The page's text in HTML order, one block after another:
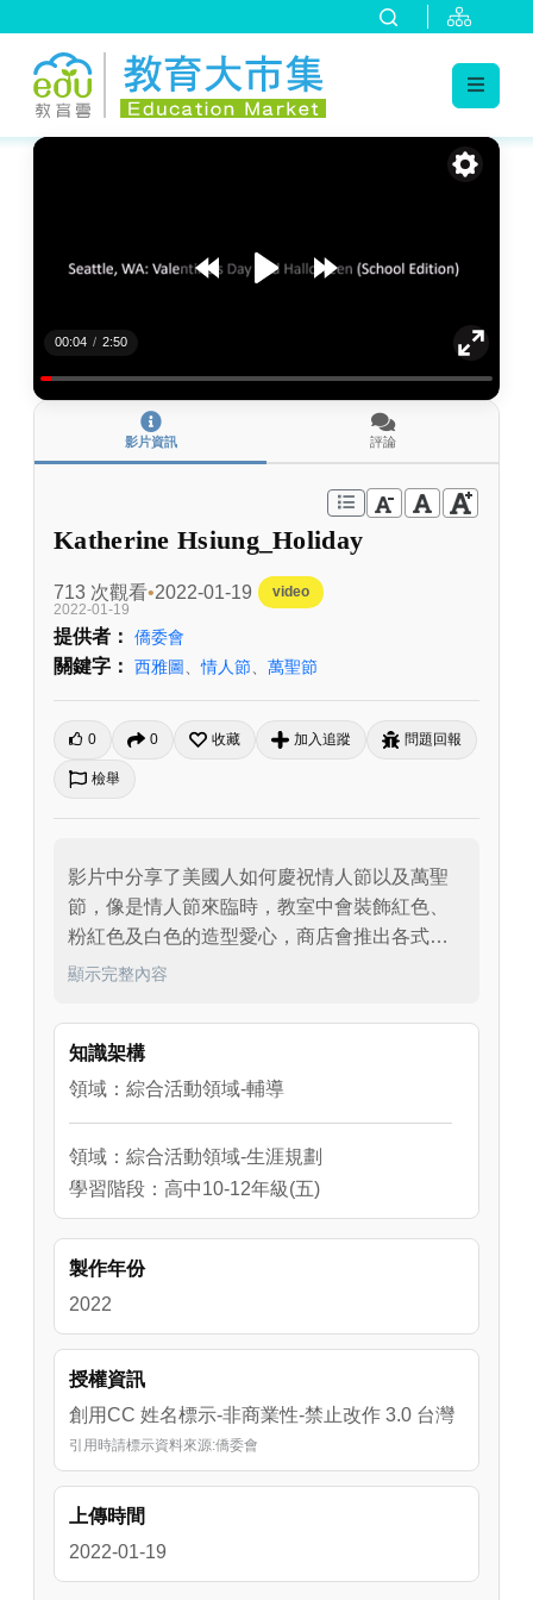
:::
00:04 / 2:50
影片資訊 評論
Katherine Hsiung_Holiday
713 次觀看 2022-01-19
video
2022-01-19
提供者： 僑委會
關鍵字： 西雅圖 、情人節 萬聖節
0 0 收藏 加入追蹤 問題回報
檢舉
影片中分享了美國人如何慶祝情人節以及萬聖
節，像是情人節來臨時，教室中會裝飾紅色、
粉紅色及白色的造型愛心，商店會推出各式各
樣的零食包裝，小朋友則會手作各式的情人節
糖果；而萬聖節時，也會有一些特別的糖果及
萬聖節裝扮等，顏色則是以橘、黑、紫色為
主，有南瓜、蜘蛛的裝飾，最棒的是萬聖節時
鄰居家敲門要糖果吃。不過，這些國高中後，
學校就不會主辦這些節慶活動，但學生們還是
會買糖果與同學互相分享，一直到成人，這些
節慶活動都在美國文化中扮演重要角色。
顯示完整內容
知識架構
領域：綜合活動領域-輔導
領域：綜合活動領域-生涯規劃
學習階段：高中10-12年級(五)
製作年份
2022
授權資訊
創用CC 姓名標示-非商業性-禁止改作 3.0 台灣
引用時請標示資料來源:僑委會
上傳時間
2022-01-19